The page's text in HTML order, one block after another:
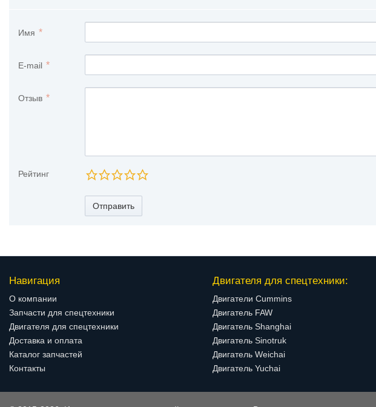
Имя
E-mail
Отзыв
Рейтинг
Отправить
Навигация
О компании
Запчасти для спецтехники
Двигателя для спецтехники
Доставка и оплата
Каталог запчастей
Контакты
Двигателя для спецтехники:
Двигатели Cummins
Двигатель FAW
Двигатель Shanghai
Двигатель Sinotruk
Двигатель Weichai
Двигатель Yuchai